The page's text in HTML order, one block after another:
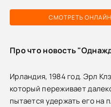
СМОТРЕТЬ ОНЛАЙН
Про что новость
Ирландия, 1984 год. Эрл
который переживает
пытается удержать его на